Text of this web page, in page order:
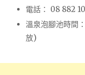
電話： 08 882
溫泉泡腳池時間
放)